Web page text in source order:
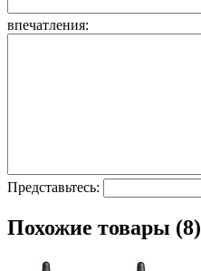
впечатления:
Представьтесь:
Похожие товары (8)